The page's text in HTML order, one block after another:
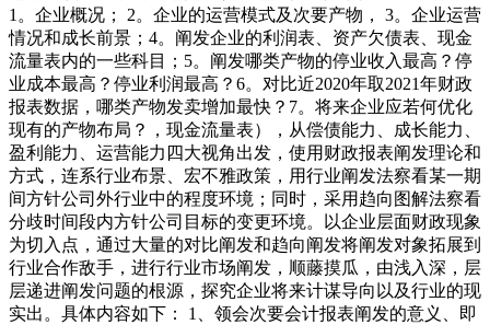
1。企业概况； 2。企业的运营模式及次要产物， 3。企业运营
情况和成长前景；4。阐发企业的利润表、资产欠债表、现金
流量表内的一些科目；5。阐发哪类产物的停业收入最高？停
业成本最高？停业利润最高？6。对比近2020年取2021年财政
报表数据，哪类产物发卖增加最快？7。将来企业应若何优化
现有的产物布局？，现金流量表），从偿债能力、成长能力、
盈利能力、运营能力四大视角出发，使用财政报表阐发理论和
方式，连系行业布景、宏不雅政策，用行业阐发法察看某一期
间方针公司外行业中的程度环境；同时，采用趋向图解法察看
分歧时间段内方针公司目标的变更环境。以企业层面财政现象
为切入点，通过大量的对比阐发和趋向阐发将阐发对象拓展到
行业合作敌手，进行行业市场阐发，顺藤摸瓜，由浅入深，层
层递进阐发问题的根源，探究企业将来计谋导向以及行业的现
实出。具体内容如下： 1、领会次要会计报表阐发的意义、即